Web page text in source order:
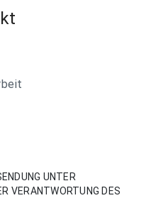
UNTER
VERANTWORTUNG DES